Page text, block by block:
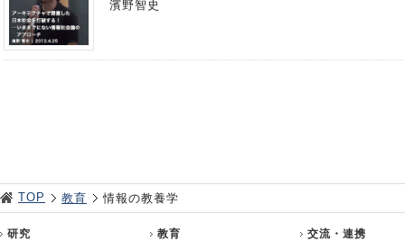
濱野智史
TOP 教育 情報の教養学
研究 教育 交流・連携